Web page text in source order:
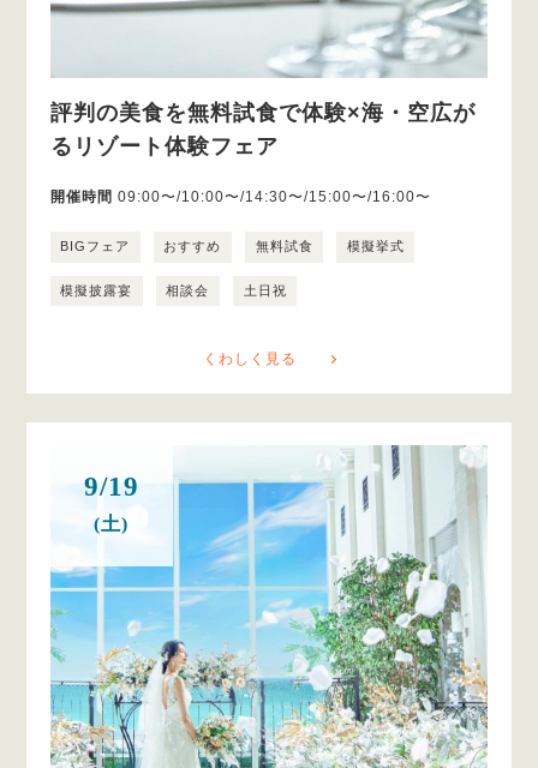
評判の美食を無料試食で体験×海・空広が
るリゾート体験フェア
開催時間 09:00〜/10:00〜/14:30〜/15:00〜/16:00〜
BIGフェア おすすめ 無料試食 模擬挙式
模擬披露宴 相談会 土日祝
くわしく見る
9/19
(土)